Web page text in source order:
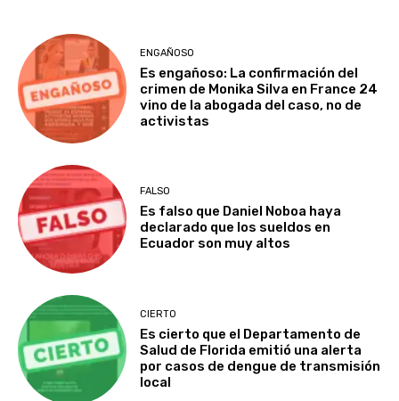
ENGAÑOSO
Es engañoso: La confirmación del
crimen de Monika Silva en France 24
vino de la abogada del caso, no de
activistas
FALSO
Es falso que Daniel Noboa haya
declarado que los sueldos en
Ecuador son muy altos
CIERTO
Es cierto que el Departamento de
Salud de Florida emitió una alerta
por casos de dengue de transmisión
local